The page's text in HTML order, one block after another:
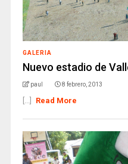
GALERIA
Nuevo estadio de
paul 8 febrero, 2013
[...] Read More